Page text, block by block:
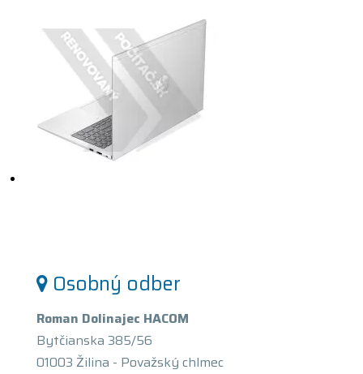
Osobný odber
Roman Dolinajec HACOM
Bytčianska 385/56
01003 Žilina - Považský chlmec